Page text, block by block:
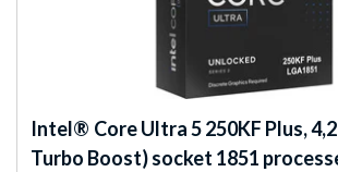
Intel® Core Ultra 5 250KF Plus,
Turbo Boost) socket 1851